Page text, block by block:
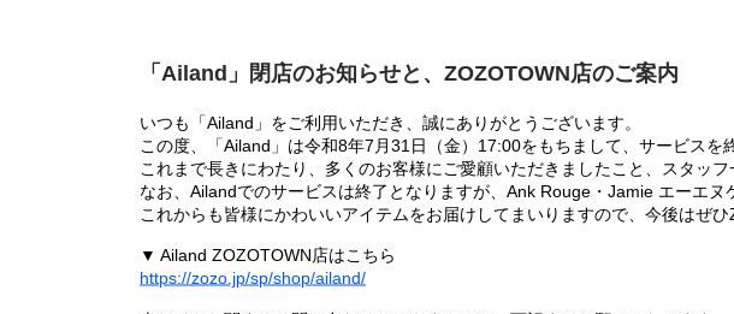
「Ailand」閉店のお知らせと、ZOZOTOWN店のご案内
いつも「Ailand」をご利用いただき、誠にありがとうございます。
この度、「Ailand」は令和8年7月31日（金）17:00をもちまして、サービスを
これまで長きにわたり、多くのお客様にご愛顧いただきましたこと、スタッフ
なお、Ailandでのサービスは終了となりますが、Ank Rouge・Jamie エーエ
これからも皆様にかわいいアイテムをお届けしてまいりますので、今後はぜ
▼ Ailand ZOZOTOWN店はこちら
https://zozo.jp/sp/shop/ailand/